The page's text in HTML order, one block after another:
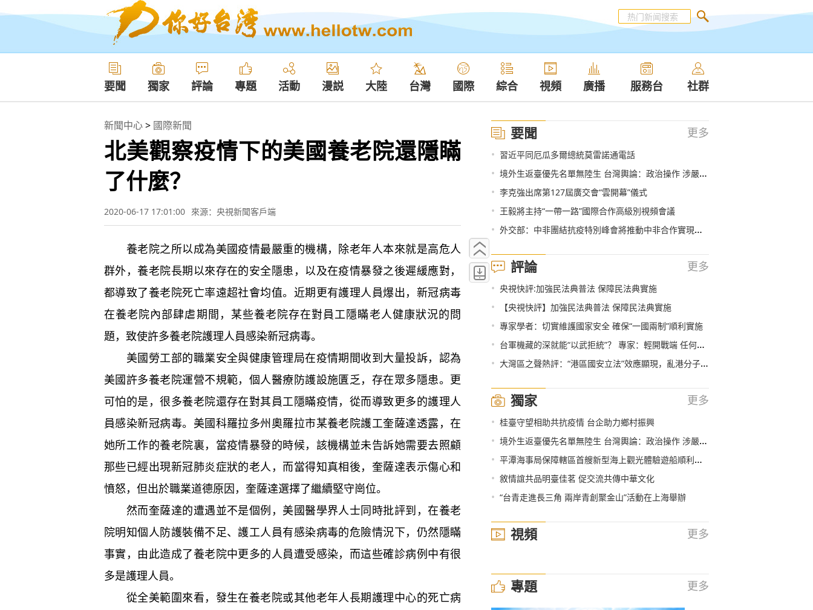
要聞 獨家 評論 專題 活動 漫説 大陸 台灣 國際 綜合 視頻 廣播 服務台 社群
新聞中心> 國際新聞
北美觀察疫情下的美國養老院還隱瞞
了什麼？
2020-06-17 17:01:00 來源：央視新聞客戶端
養老院之所以成為美國疫情最嚴重的機構，除老年人本來就是高危人
群外，養老院長期以來存在的安全隱患，以及在疫情暴發之後遲緩應對，
都導致了養老院死亡率遠超社會均值。近期更有護理人員爆出，新冠病毒
在養老院內部肆虐期間，某些養老院存在對員工隱瞞老人健康狀況的問
題，致使許多養老院護理人員感染新冠病毒。
美國勞工部的職業安全與健康管理局在疫情期間收到大量投訴，認為
美國許多養老院運營不規範，個人醫療防護設施匱乏，存在眾多隱患。更
可怕的是，很多養老院還存在對其員工隱瞞疫情，從而導致更多的護理人
員感染新冠病毒。美國科羅拉多州奧羅拉市某養老院護工奎薩達透露，在
她所工作的養老院裏，當疫情暴發的時候，該機構並未告訴她需要去照顧
那些已經出現新冠肺炎症狀的老人，而當得知真相後，奎薩達表示傷心和
憤怒，但出於職業道德原因，奎薩達選擇了繼續堅守崗位。
然而奎薩達的遭遇並不是個例，美國醫學界人士同時批評到，在養老
院明知個人防護裝備不足、護工人員有感染病毒的危險情況下，仍然隱瞞
事實，由此造成了養老院中更多的人員遭受感染，而這些確診病例中有很
多是護理人員。
從全美範圍來看，發生在養老院或其他老年人長期護理中心的死亡病
要聞 更多
• 習近平同厄瓜多爾總統莫雷諾通電話
• 境外生返臺優先名單無陸生 台灣輿論：政治操作 涉嚴重歧視
• 李克強出席第127屆廣交會“雲開幕”儀式
• 王毅將主持“一帶一路”國際合作高級別視頻會議
• 外交部：中非團結抗疫特別峰會將推動中非合作實現新發展
評論 更多
• 央視快評:加強民法典普法 保障民法典實施
• 【央視快評】加強民法典普法 保障民法典實施
• 專家學者：切實維護國家安全 確保“一國兩制”順利實施
• 台軍機藏的深就能“以武拒統”？ 專家：輕開戰端 任何地方都不安全
• 大灣區之聲熱評：“港區國安立法”效應顯現，亂港分子回頭是岸！
獨家 更多
• 桂臺守望相助共抗疫情 台企助力鄉村振興
• 境外生返臺優先名單無陸生 台灣輿論：政治操作 涉嚴重歧視
• 平潭海事局保障轄區首艘新型海上觀光體驗遊船順利首航
• 敘情誼共品明臺佳茗 促交流共傳中華文化
• “台青走進長三角 兩岸青創聚金山”活動在上海舉辦
視頻 更多
專題 更多